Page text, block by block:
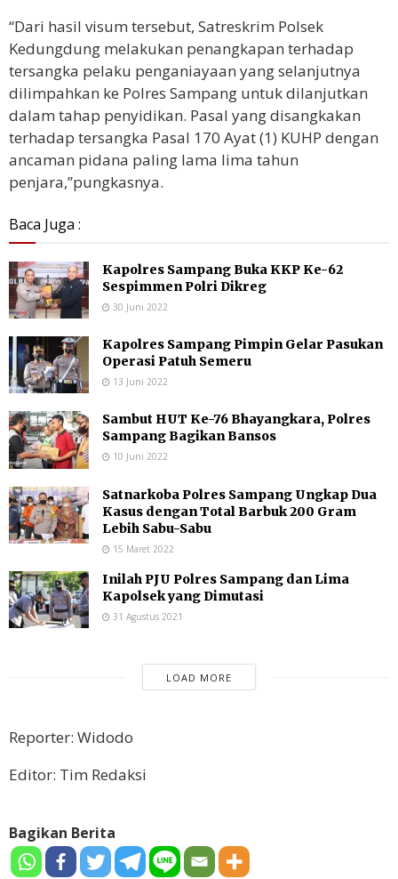
“Dari hasil visum tersebut, Satreskrim Polsek
Kedungdung melakukan penangkapan terhadap
tersangka pelaku penganiayaan yang selanjutnya
dilimpahkan ke Polres Sampang untuk dilanjutkan
dalam tahap penyidikan. Pasal yang disangkakan
terhadap tersangka Pasal 170 Ayat (1) KUHP dengan
ancaman pidana paling lama lima tahun
penjara,”pungkasnya.
Baca Juga :
Kapolres Sampang Buka KKP Ke-62
Sespimmen Polri Dikreg
30 Juni 2022
Kapolres Sampang Pimpin Gelar Pasukan
Operasi Patuh Semeru
13 Juni 2022
Sambut HUT Ke-76 Bhayangkara, Polres
Sampang Bagikan Bansos
10 Juni 2022
Satnarkoba Polres Sampang Ungkap Dua
Kasus dengan Total Barbuk 200 Gram
Lebih Sabu-Sabu
15 Maret 2022
Inilah PJU Polres Sampang dan Lima
Kapolsek yang Dimutasi
31 Agustus 2021
LOAD MORE
Reporter: Widodo
Editor: Tim Redaksi
Bagikan Berita